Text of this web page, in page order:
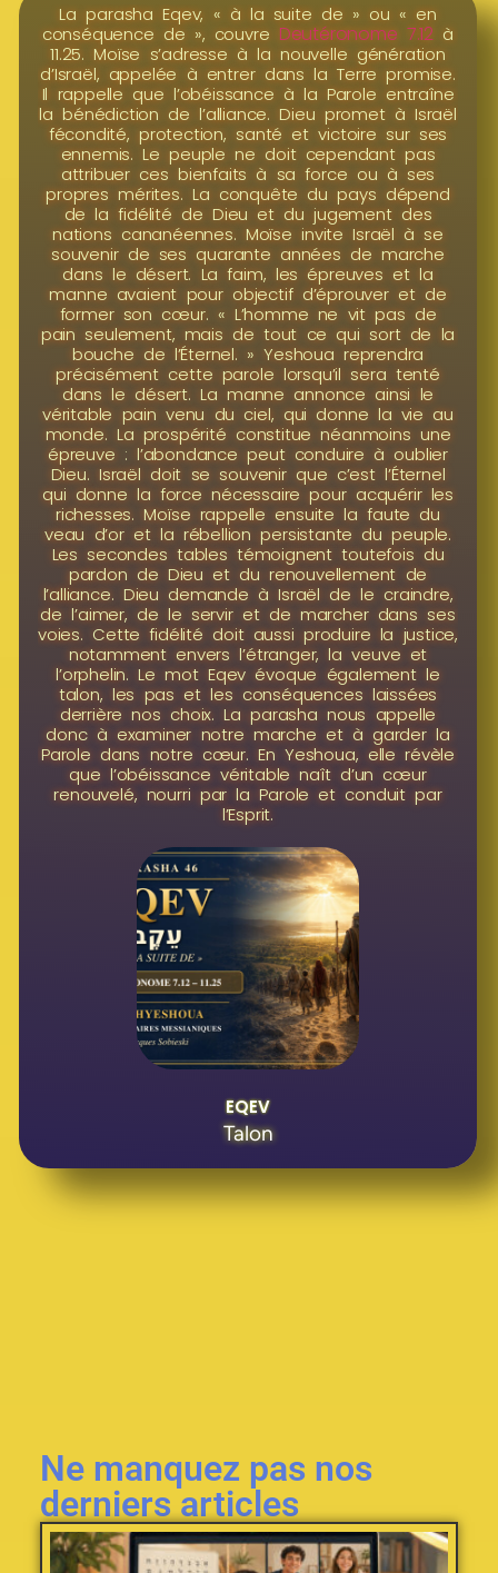
La parasha Eqev, « à la suite de » ou « en
conséquence de », couvre Deutéronome 7.12 à
11.25. Moïse s’adresse à la nouvelle génération
d’Israël, appelée à entrer dans la Terre promise.
Il rappelle que l’obéissance à la Parole entraîne
la bénédiction de l’alliance. Dieu promet à Israël
fécondité, protection, santé et victoire sur ses
ennemis. Le peuple ne doit cependant pas
attribuer ces bienfaits à sa force ou à ses
propres mérites. La conquête du pays dépend
de la fidélité de Dieu et du jugement des
nations cananéennes. Moïse invite Israël à se
souvenir de ses quarante années de marche
dans le désert. La faim, les épreuves et la
manne avaient pour objectif d’éprouver et de
former son cœur. « L’homme ne vit pas de
pain seulement, mais de tout ce qui sort de la
bouche de l’Éternel. » Yeshoua reprendra
précisément cette parole lorsqu’il sera tenté
dans le désert. La manne annonce ainsi le
véritable pain venu du ciel, qui donne la vie au
monde. La prospérité constitue néanmoins une
épreuve : l’abondance peut conduire à oublier
Dieu. Israël doit se souvenir que c’est l’Éternel
qui donne la force nécessaire pour acquérir les
richesses. Moïse rappelle ensuite la faute du
veau d’or et la rébellion persistante du peuple.
Les secondes tables témoignent toutefois du
pardon de Dieu et du renouvellement de
l’alliance. Dieu demande à Israël de le craindre,
de l’aimer, de le servir et de marcher dans ses
voies. Cette fidélité doit aussi produire la justice,
notamment envers l’étranger, la veuve et
l’orphelin. Le mot Eqev évoque également le
talon, les pas et les conséquences laissées
derrière nos choix. La parasha nous appelle
donc à examiner notre marche et à garder la
Parole dans notre cœur. En Yeshoua, elle révèle
que l’obéissance véritable naît d’un cœur
renouvelé, nourri par la Parole et conduit par
l’Esprit.
EQEV
Talon
Ne manquez pas nos
derniers articles